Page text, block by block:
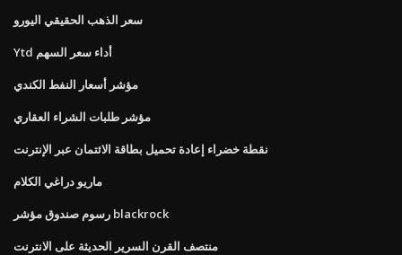
سعر الذهب الحقيقي اليورو
Ytd أداء سعر السهم
مؤشر أسعار النفط الكندي
مؤشر طلبات الشراء العقاري
نقطة خضراء إعادة تحميل بطاقة الائتمان عبر الإنترنت
ماريو دراغي الكلام
رسوم صندوق مؤشر blackrock
منتصف القرن السرير الحديثة على الانترنت